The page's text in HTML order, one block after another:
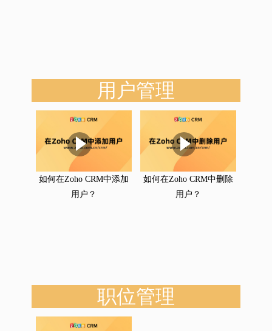
用户管理
如何在Zoho CRM中添加
用户？
如何在Zoho CRM中删除
用户？
职位管理